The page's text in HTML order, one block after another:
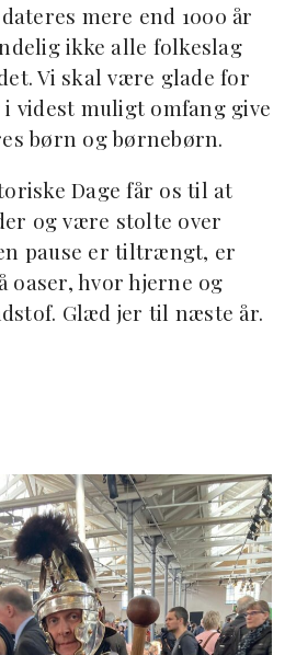
mere end 1000 år
ikke alle folkeslag
Vi skal være glade for
videst muligt omfang give
børn og børnebørn.
Dage får os til at
og være stolte over
pause er tiltrængt, er
oaser, hvor hjerne og
Glæd jer til næste år.